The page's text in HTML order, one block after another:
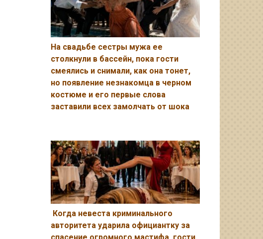
На свадьбе сестры мужа ее
столкнули в бассейн, пока гости
смеялись и снимали, как она тонет,
но появление незнакомца в черном
костюме и его первые слова
заставили всех замолчать от шока
Когда невеста криминального
авторитета ударила официантку за